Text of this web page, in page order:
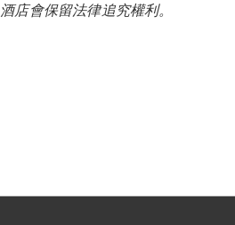
店會保留法律追究權利。